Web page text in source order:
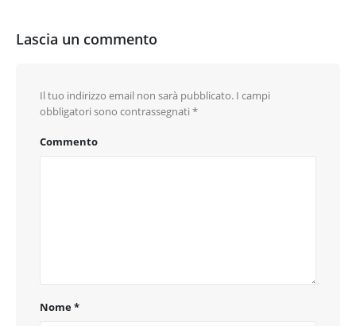
Lascia un commento
Il tuo indirizzo email non sarà pubblicato. I campi
obbligatori sono contrassegnati *
Commento
Nome*